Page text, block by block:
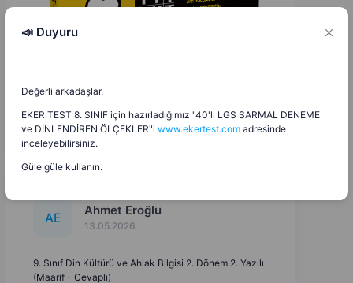
AE Ahmet Eroğlu
13.05.2026
9. Sınıf Din Kültürü ve Ahlak Bilgisi 2. Dönem 2. Yazılı
(Maarif - Cevaplı)
📣 Duyuru
Değerli arkadaşlar.
EKER TEST 8. SINIF için hazırladığımız "40'lı LGS SARMAL DENEME
ve DİNLENDİREN ÖLÇEKLER"i www.ekertest.com adresinde
inceleyebilirsiniz.
Güle güle kullanın.